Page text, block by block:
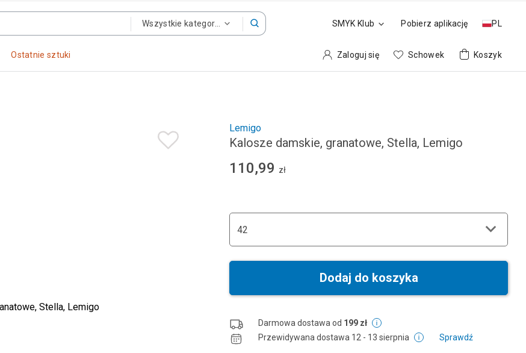
SMYK Klub Pobierz aplikację PL
Ostatnie sztuki Zaloguj się Schowek Koszyk
Lemigo
Kalosze damskie, granatowe, Stella, Lemigo
110,99 zł
42
Dodaj do koszyka
Darmowa dostawa od 199 zł
Przewidywana dostawa 12 - 13 sierpnia Sprawdź